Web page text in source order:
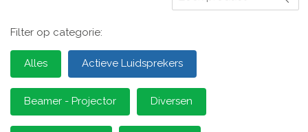
Filter op categorie:
Alles Actieve Luidsprekers
Beamer - Projector Diversen